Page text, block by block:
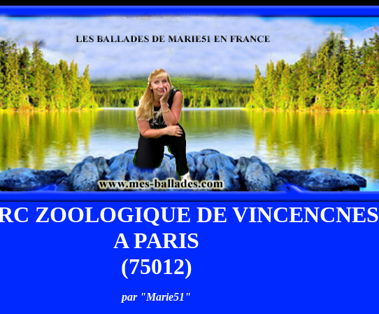
ZOOLOGIQUE DE VINCENCNES
A PARIS
(75012)
par "Marie51"